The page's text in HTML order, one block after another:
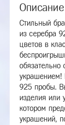
Стильный
из серебра
цветов в
украшением!
925 пробы.
изделия или
котором
украшений,